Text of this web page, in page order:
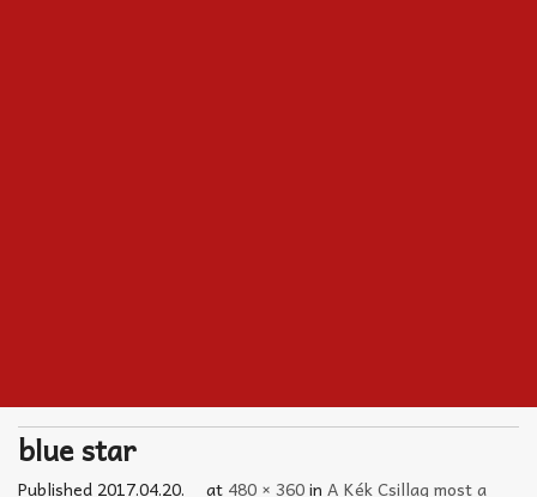
blue star
Published 2017.04.20. at 480 × 360in A Kék Csillag most a